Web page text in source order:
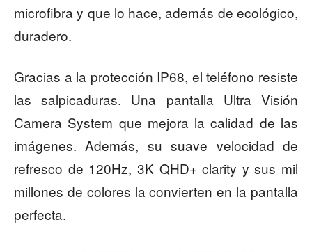
microfibra y que lo hace, además de ecológico,
duradero.
Gracias a la protección IP68, el teléfono resiste
las salpicaduras. Una pantalla Ultra Visión
Camera System que mejora la calidad de las
imágenes. Además, su suave velocidad de
refresco de 120Hz, 3K QHD+ clarity y sus mil
millones de colores la convierten en la pantalla
perfecta.